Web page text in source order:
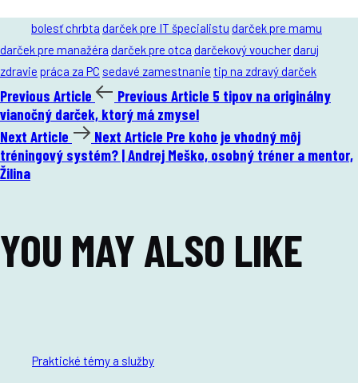
bolesť chrbta darček pre IT špecialistu darček pre mamu
darček pre manažéra darček pre otca darčekový voucherdaruj
zdravie práca za PC sedavé zamestnanie tip na zdravý darček
Previous Article Previous Article 5 tipov na originálny
vianočný darček, ktorý má zmysel
Next Article
Next Article Pre koho je vhodný môj
tréningový systém? | Andrej Meško, osobný tréner a mentor,
Žilina
YOU MAY ALSO LIKE
Praktické témy a služby